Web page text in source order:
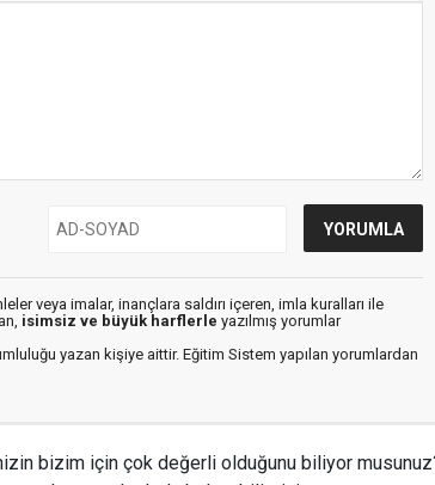
veya imalar, inançlara saldırı içeren, imla kuralları ile
isimsiz ve büyük harflerle yazılmış yorumlar
yazan kişiye aittir. Eğitim Sistem yapılan yorumlardan
bizim için çok değerli olduğunu biliyor